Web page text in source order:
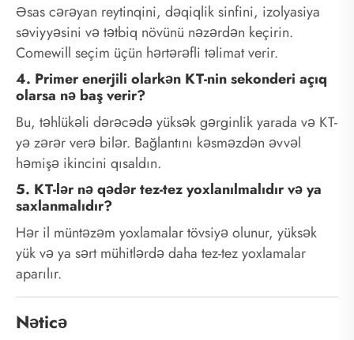
Əsas cərəyan reytinqini, dəqiqlik sinfini, izolyasiya
səviyyəsini və tətbiq növünü nəzərdən keçirin.
Comewill seçim üçün hərtərəfli təlimat verir.
4. Primer enerjili olarkən KT-nin sekonderi açıq
olarsa nə baş verir?
Bu, təhlükəli dərəcədə yüksək gərginlik yarada və KT-
yə zərər verə bilər. Bağlantını kəsməzdən əvvəl
həmişə ikincini qısaldın.
5. KT-lər nə qədər tez-tez yoxlanılmalıdır və ya
saxlanmalıdır?
Hər il müntəzəm yoxlamalar tövsiyə olunur, yüksək
yük və ya sərt mühitlərdə daha tez-tez yoxlamalar
aparılır.
Nəticə